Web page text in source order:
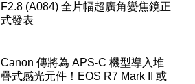
F2.8 (A084) 全片幅超廣角變焦鏡正
式發表
Canon 傳將為 APS-C 機型導入堆
疊式感光元件！EOS R7 Mark II 或